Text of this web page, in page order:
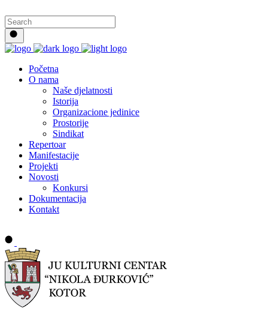
Početna
O nama
Naše djelatnosti
Istorija
Organizacione jedinice
Prostorije
Sindikat
Repertoar
Manifestacije
Projekti
Novosti
Konkursi
Dokumentacija
Kontakt